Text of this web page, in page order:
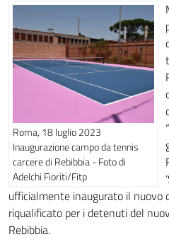
Roma, 18 luglio 2023
Inaugurazione campo da tennis
carcere di Rebibbia - Foto di
Adelchi Fioriti/Fitp
ufficialmente inaugurato il
riqualificato per i detenuti del
Rebibbia.